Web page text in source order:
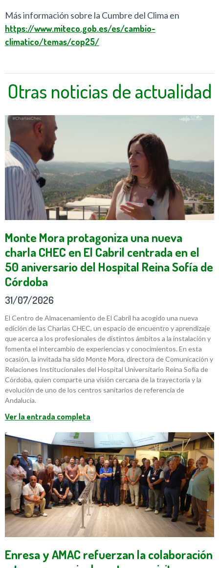
Más información sobre la Cumbre del Clima en
https://www.miteco.gob.es/es/cambio-
climatico/temas/cop25/
Otras noticias de actualidad
Monte Mora protagoniza una nueva
charla CHEC en El Cabril centrada en el
50 aniversario del Hospital Reina Sofía de
Córdoba
31/07/2026
El Centro de Almacenamiento de El Cabril ha acogido una nueva
edición de las Charlas CHEC, un espacio de encuentro y aprendizaje
que acerca a los profesionales de distintos ámbitos a la instalación y
fomenta el intercambio de experiencias y conocimientos. En esta
ocasión, la invitada ha sido Monte Mora, directora de Comunicación y
Relaciones Institucionales del Hospital Universitario Reina Sofía de
Córdoba, quien comparte una visión cercana de la trayectoria y la
evolución de uno de los centros sanitarios de referencia de
Andalucía.
Ver la entrada completa
Enresa y AMAC refuerzan la colaboración